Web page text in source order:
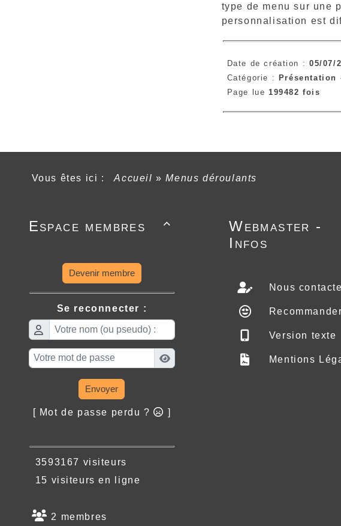
type de menu sur une
personnalisation est
Date de création : 05/07/
Catégorie :
Présentation
Page lue 199482 fois
Vous êtes ici : Accueil»Menus déroulants

Espace membres
Devenir membre
Se reconnecter :
Envoyer
[ Mot de passe perdu ? ]
3593167 visiteurs
15 visiteurs en ligne
2 membres
Webmaster -
Infos
Nous
Recommander
Version texte
Mentions